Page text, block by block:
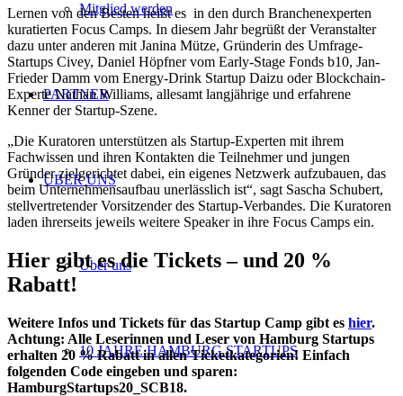
Mitglied werden
PARTNER
ÜBER UNS
Über uns
10 JAHRE HAMBURG STARTUPS
Lernen von den Besten heißt es in den durch Branchenexperten
kuratierten Focus Camps. In diesem Jahr begrüßt der Veranstalter
dazu unter anderen mit Janina Mütze, Gründerin des Umfrage-
Startups Civey, Daniel Höpfner vom Early-Stage Fonds b10, Jan-
Frieder Damm vom Energy-Drink Startup Daizu oder Blockchain-
Experte Nathan Williams, allesamt langjährige und erfahrene
Kenner der Startup-Szene.
„Die Kuratoren unterstützen als Startup-Experten mit ihrem
Fachwissen und ihren Kontakten die Teilnehmer und jungen
Gründer zielgerichtet dabei, ein eigenes Netzwerk aufzubauen, das
beim Unternehmensaufbau unerlässlich ist“, sagt Sascha Schubert,
stellvertretender Vorsitzender des Startup-Verbandes. Die Kuratoren
laden ihrerseits jeweils weitere Speaker in ihre Focus Camps ein.
Hier gibt es die Tickets – und 20 %
Rabatt!
Weitere Infos und Tickets für das Startup Camp gibt es hier.
Achtung: Alle Leserinnen und Leser von Hamburg Startups
erhalten 20 % Rabatt in allen Ticketkategorien! Einfach
folgenden Code eingeben und sparen:
HamburgStartups20_SCB18.